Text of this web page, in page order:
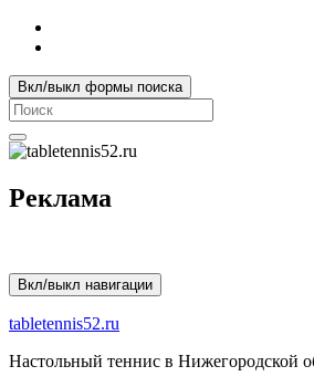
Вкл/выкл формы поиска
Search
for:
Реклама
Вкл/выкл навигации
tabletennis52.ru
Настольный теннис в Нижегородской